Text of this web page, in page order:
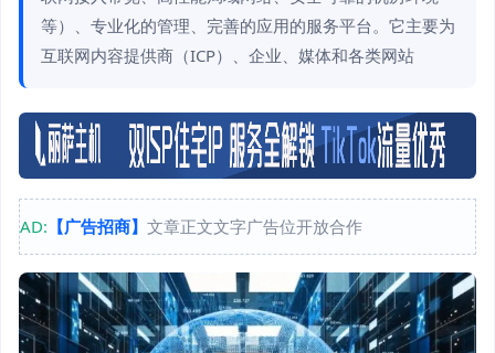
等）、专业化的管理、完善的应用的服务平台。它主要为
互联网内容提供商（ICP）、企业、媒体和各类网站
AD: 【广告招商】 文章正文文字广告位开放合作